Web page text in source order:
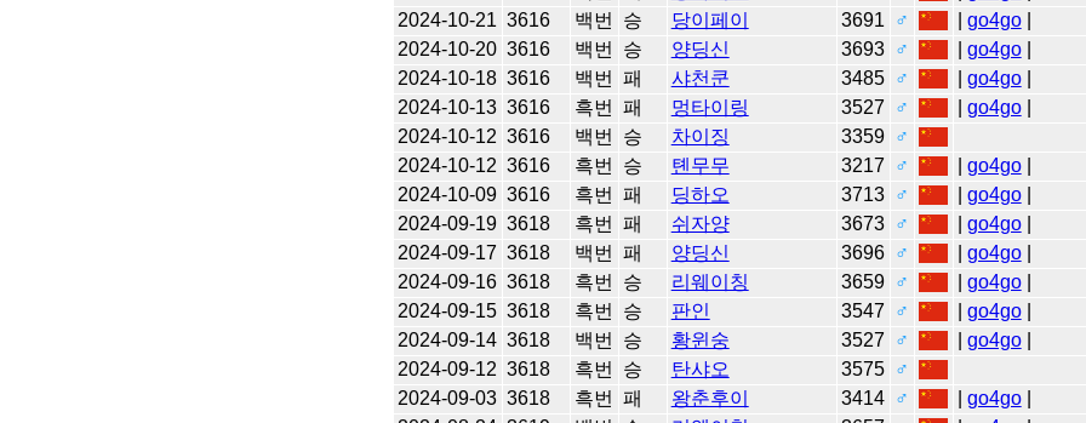
2024-10-21 3616 백번 승 당이페이 3691 ♂ go4go|
2024-10-20 3616 백번 승 양딩신 3693 ♂ go4go|
2024-10-18 3616 백번 패 샤천쿤 3485 ♂ go4go|
2024-10-13 3616 흑번 패 멍타이링 3527 ♂ go4go|
2024-10-12 3616 백번 승 차이징 3359
♂
2024-10-12 3616 흑번 승 톈무무 3217 ♂ go4go|
2024-10-09 3616 흑번 패 딩하오 3713 ♂ go4go|
2024-09-19 3618 흑번 패 쉬자양 3673 ♂ go4go|
2024-09-17 3618 백번 패 양딩신 3696 ♂ go4go|
2024-09-16 3618 흑번 승 리웨이칭 3659 ♂ go4go|
2024-09-15 3618 흑번 승 판인 3547 ♂ go4go|
2024-09-14 3618 백번 승 황윈숭 3527 ♂ go4go|
2024-09-12 3618 흑번 승 탄샤오 3575
♂
2024-09-03 3618 흑번 패 왕춘후이 3414 ♂ go4go|